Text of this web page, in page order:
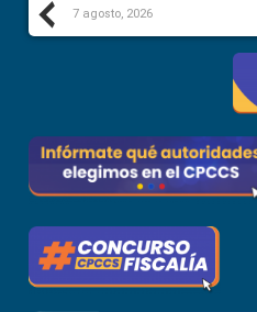
Previous
7 agosto, 2026